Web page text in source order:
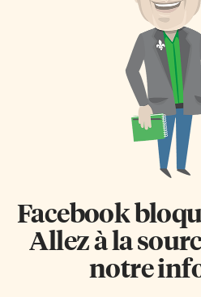
mentionnés. Mais on sait qu’il
parle le portugais et a vécu à
Luanda, donc en Angola. Il
arrive là où se déroule une
guerre de sécession en 1964,
Facebook
Allez à la
notre